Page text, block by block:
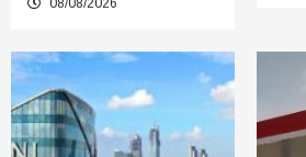
08/08/2026